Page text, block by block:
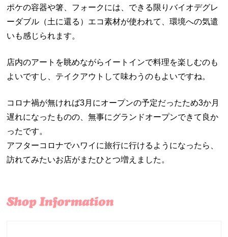
ポケの容器や箸、フォークには、できる限りバイオデグレ
ーダブル（土に還る）エコ素材が使われて、環境への気遣
いも感じられます。
店内のアートを眺めながらイートインで料理を楽しむのも
よいですし、テイクアウトして味わうのもよいですね。
コロナ禍が無ければ3月にオープンの予定だったため3か月
遅れになったものの、無事にグランドオープンできて良か
ったです。
アフターコロナでハワイに旅行に行けるようになったら、
訪れてみたいお店がまたひとつ増えました。